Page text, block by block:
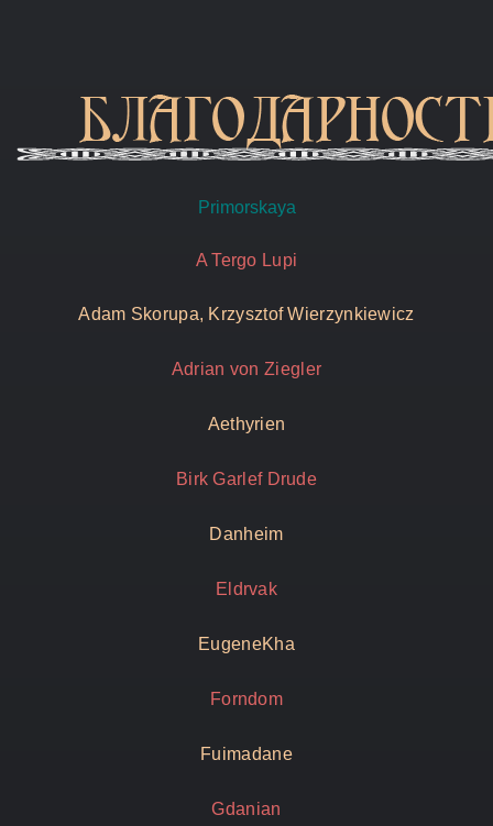
Primorskaya
A Tergo Lupi
Adam Skorupa, Krzysztof Wierzynkiewicz
Adrian von Ziegler
Aethyrien
Birk Garlef Drude
Danheim
Eldrvak
EugeneKha
Forndom
Fuimadane
Gdanian